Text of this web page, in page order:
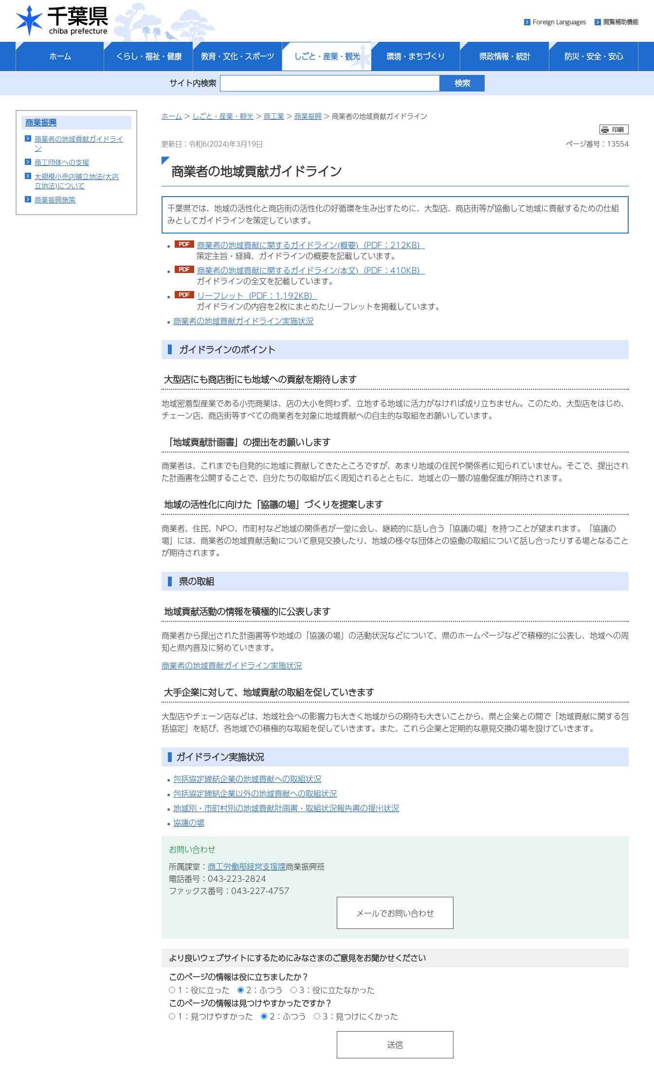
千葉県
Foreign Languages 閲覧補助機能
ホーム くらし・福祉・健康 教育・文化・スポーツ しごと・産業・観光 環境・まちづくり 県政情報・統計 防災・安全・安心
サイト内検索
商業振興
商業者の地域貢献ガイドライ
ン
商工団体への支援
大規模小売店舗立地法(大店
立地法)について
商業振興施策
ホーム > しごと・産業・観光 > 商工業 > 商業振興 > 商業者の地域貢献ガイドライン
更新日：令和6(2024)年3月19日 ページ番号：13554
商業者の地域貢献ガイドライン
千葉県では、地域の活性化と商店街の活性化の好循環を生み出すために、大型店、商店街等が協働して地域に貢献するための仕組
みとしてガイドラインを策定しています。
商業者の地域貢献に関するガイドライン(概要)（PDF：212KB）
策定主旨・経緯、ガイドラインの概要を記載しています。
商業者の地域貢献に関するガイドライン(本文)（PDF：410KB）
ガイドラインの全文を記載しています。
リーフレット（PDF：1,192KB）
ガイドラインの内容を2枚にまとめたリーフレットを掲載しています。
商業者の地域貢献ガイドライン実施状況
ガイドラインのポイント
大型店にも商店街にも地域への貢献を期待します
地域密着型産業である小売商業は、店の大小を問わず、立地する地域に活力がなければ成り立ちません。このため、大型店をはじめ、
チェーン店、商店街等すべての商業者を対象に地域貢献への自主的な取組をお願いしています。
「地域貢献計画書」の提出をお願いします
商業者は、これまでも自発的に地域に貢献してきたところですが、あまり地域の住民や関係者に知られていません。そこで、提出され
た計画書を公開することで、自分たちの取組が広く周知されるとともに、地域との一層の協働促進が期待されます。
地域の活性化に向けた「協議の場」づくりを提案します
商業者、住民、NPO、市町村など地域の関係者が一堂に会し、継続的に話し合う「協議の場」を持つことが望まれます。「協議の
場」には、商業者の地域貢献活動について意見交換したり、地域の様々な団体との協働の取組について話し合ったりする場となること
が期待されます。
県の取組
地域貢献活動の情報を積極的に公表します
商業者から提出された計画書等や地域の「協議の場」の活動状況などについて、県のホームページなどで積極的に公表し、地域への周
知と県内普及に努めていきます。
商業者の地域貢献ガイドライン実施状況
大手企業に対して、地域貢献の取組を促していきます
大型店やチェーン店などは、地域社会への影響力も大きく地域からの期待も大きいことから、県と企業との間で「地域貢献に関する包
括協定」を結び、各地域での積極的な取組を促していきます。また、これら企業と定期的な意見交換の場を設けていきます。
ガイドライン実施状況
包括協定締結企業の地域貢献への取組状況
包括協定締結企業以外の地域貢献への取組状況
地域別・市町村別の地域貢献計画書・取組状況報告書の提出状況
協議の場
お問い合わせ
所属課室： 商工労働部経営支援課商業振興班
電話番号：043-223-2824
ファックス番号：043-227-4757
より良いウェブサイトにするためにみなさまのご意見をお聞かせください
このページの情報は役に立ちましたか？
1：役に立った
2：ふつう
3：役に立たなかった
このページの情報は見つけやすかったですか？
1：見つけやすかった
2：ふつう 3：見つけにくかった